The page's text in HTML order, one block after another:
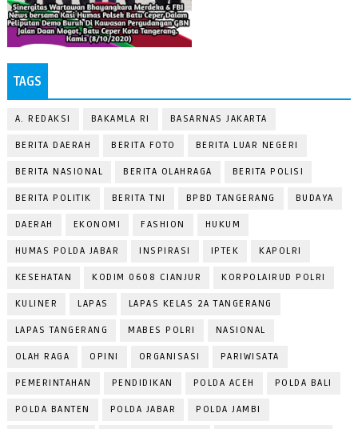
TAGS
A. REDAKSI BAKAMLA RI BASARNAS JAKARTA
BERITA DAERAH BERITA FOTO BERITA LUAR NEGERI
BERITA NASIONAL BERITA OLAHRAGA BERITA POLISI
BERITA POLITIK BERITA TNI BPBD TANGERANG BUDAYA
DAERAH EKONOMI FASHION HUKUM
HUMAS POLDA JABAR INSPIRASI IPTEK KAPOLRI
KESEHATAN KODIM 0608 CIANJUR KORPOLAIRUD POLRI
KULINER LAPAS LAPAS KELAS 2A TANGERANG
LAPAS TANGERANG MABES POLRI NASIONAL
OLAH RAGA OPINI ORGANISASI PARIWISATA
PEMERINTAHAN PENDIDIKAN POLDA ACEH POLDA BALI
POLDA BANTEN POLDA JABAR POLDA JAMBI